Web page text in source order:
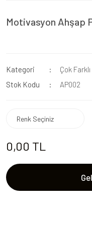
Motivasyon Ahşap
Kategori
Çok Farklı
Stok Kodu
AP002
0,00 TL